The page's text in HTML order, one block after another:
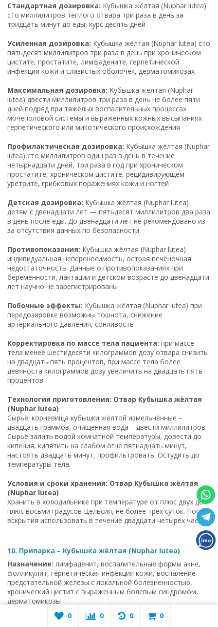
Стандартная дозировка: Кубышка жёлтая (Nuphar lutea)
сто миллилитров тёплого отвара три раза в день за
тридцать минут до еды, курс десять дней
Усиленная дозировка: Кубышка жёлтая (Nuphar lutea) сто
пятьдесят миллилитров три раза в день при хроническом
цистите, простатите, лимфадените, герпетической
инфекции кожи и слизистых оболочек, дерматомикозах
Максимальная дозировка: Кубышка жёлтая (Nuphar
lutea) двести миллилитров три раза в день не более пяти
дней подряд при тяжёлых воспалительных процессах
мочеполовой системы и выраженных кожных высыпаниях
герпетического или микотического происхождения
Профилактическая дозировка: Кубышка жёлтая (Nuphar
lutea) сто миллилитров один раз в день в течение
четырнадцати дней, три раза в год при хроническом
простатите, хроническом цистите, рецидивирующем
уретрите, грибковых поражениях кожи и ногтей
Детская дозировка: Кубышка жёлтая (Nuphar lutea)
детям с двенадцати лет — пятьдесят миллилитров два раза
в день после еды. До двенадцати лет не рекомендовано из-
за отсутствия данных по безопасности
Противопоказания: Кубышка жёлтая (Nuphar lutea)
индивидуальная непереносимость, острая печёночная
недостаточность. Данные о противопоказаниях при
беременности, лактации и детском возрасте до двенадцати
лет научно не зарегистрированы
Побочные эффекты: Кубышка жёлтая (Nuphar lutea) при
передозировке возможны тошнота, снижение
артериального давления, сонливость
Корректировка по массе тела пациента: при массе
тела менее шестидесяти килограммов дозу отвара снизить
на двадцать пять процентов, при массе тела более
девяноста килограммов дозу увеличить на двадцать пять
процентов
Технология приготовления: Отвар Кубышка жёлтая
(Nuphar lutea)
Сырьё: корневища кубышки жёлтой измельчённые –
двадцать граммов, очищенная вода – двести миллилитров.
Сырьё залить водой комнатной температуры, довести до
кипения, кипятить на слабом огне пятнадцать минут,
настоять двадцать минут, профильтровать. Остудить до
температуры тела.
Условия и сроки хранения: Отвар Кубышка жёлтая
(Nuphar lutea)
Хранить в холодильнике при температуре от плюс двух до
плюс восьми градусов Цельсия, не более трёх суток. После
вскрытия использовать в течение двадцати четырёх часов.
10. Припарка – Кубышка жёлтая (Nuphar lutea)
Назначение: лимфаденит, воспалительные формы акне,
фолликулит, герпетическая инфекция кожи, воспаление
предстательной железы с локальной болезненностью,
хронический цистит с выраженным болевым синдромом,
дерматомикозы
Стандартная дозировка:Кубышка жёлтая (Nuphar lutea)
0 0 0 0